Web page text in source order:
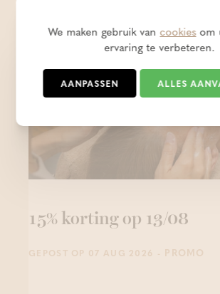
15% korting op 13/08
GEPOST OP 07 AUG 2026 - PROMO
We maken gebruik vancookiesom
ervaring te verbeteren.
AANPASSEN ALLES